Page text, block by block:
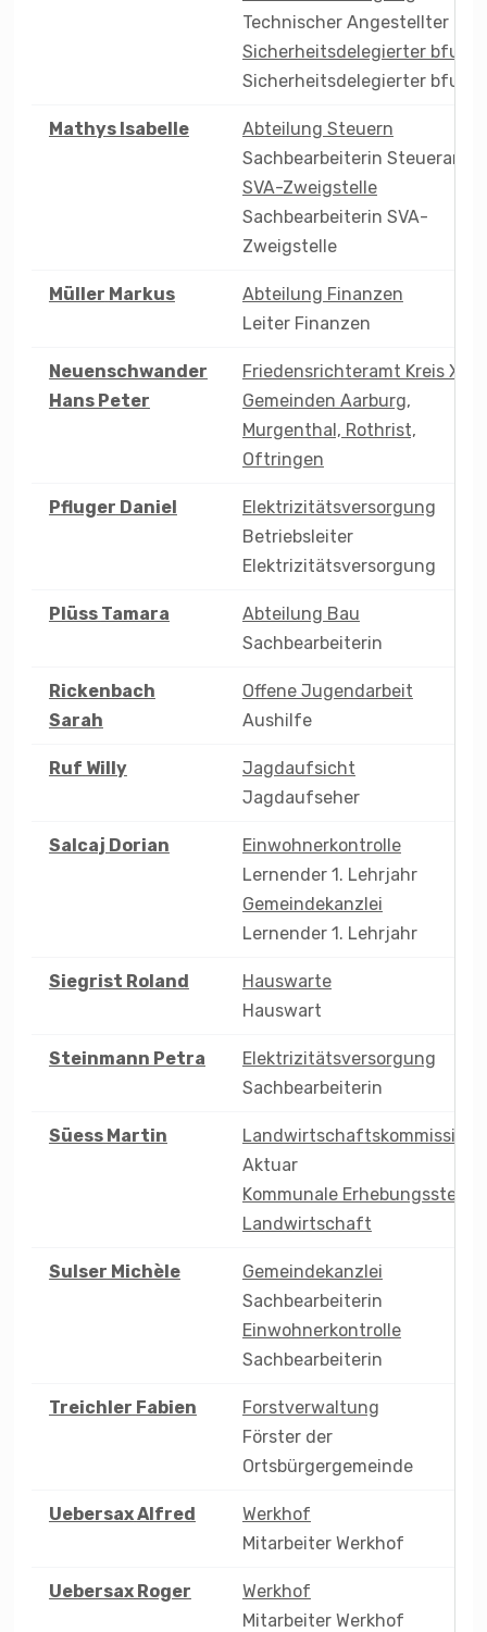
Technischer Angestellter
Sicherheitsdelegierter bfu
Sicherheitsdelegierter bfu
Mathys Isabelle
Abteilung Steuern
Sachbearbeiterin Steueramt
SVA-Zweigstelle
Sachbearbeiterin SVA-
Zweigstelle
Müller Markus
Abteilung Finanzen
Leiter Finanzen
Neuenschwander
Hans Peter
Friedensrichteramt Kreis XV –
Gemeinden Aarburg,
Murgenthal, Rothrist,
Oftringen
Pfluger Daniel
Elektrizitätsversorgung
Betriebsleiter
Elektrizitätsversorgung
Plüss Tamara
Abteilung Bau
Sachbearbeiterin
Rickenbach
Sarah
Offene Jugendarbeit
Aushilfe
Ruf Willy
Jagdaufsicht
Jagdaufseher
Salcaj Dorian
Einwohnerkontrolle
Lernender 1. Lehrjahr
Gemeindekanzlei
Lernender 1. Lehrjahr
Siegrist Roland
Hauswarte
Hauswart
Steinmann Petra
Elektrizitätsversorgung
Sachbearbeiterin
Süess Martin
Landwirtschaftskommission
Aktuar
Kommunale Erhebungsstelle
Landwirtschaft
Sulser Michèle
Gemeindekanzlei
Sachbearbeiterin
Einwohnerkontrolle
Sachbearbeiterin
Treichler Fabien
Forstverwaltung
Förster der
Ortsbürgergemeinde
UebersaxAlfred
Werkhof
Mitarbeiter Werkhof
Uebersax Roger
Werkhof
Mitarbeiter Werkhof